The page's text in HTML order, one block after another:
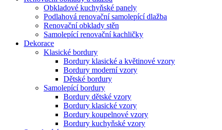
Obkladové kuchyňské panely
Podlahová renovační samolepící dlažba
Renovační obklady stěn
Samolepící renovační kachličky
Dekorace
Klasické bordury
Bordury klasické a květinové vzory
Bordury moderní vzory
Dětské bordury
Samolepící bordury
Bordury dětské vzory
Bordury klasické vzory
Bordury koupelnové vzory
Bordury kuchyňské vzory